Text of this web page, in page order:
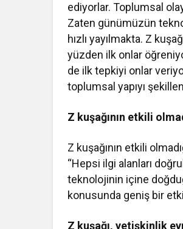
ediyorlar. Toplumsal
Zaten günümüzün
hızlı yayılmakta. Z
yüzden ilk onlar
de ilk tepkiyi onlar
toplumsal yapıyı
Z kuşağının etkili
Z kuşağının etkili
“Hepsi ilgi alanları
teknolojinin içine
konusunda geniş bir
Z kuşağı, yetişkinlik